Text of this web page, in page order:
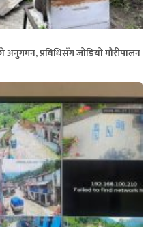
प्रविधिसँग जोडियो मौरीपालन